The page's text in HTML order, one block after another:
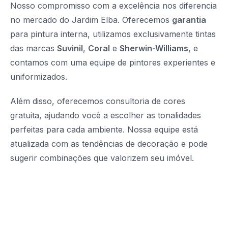
Nosso compromisso com a excelência nos diferencia
no mercado do Jardim Elba. Oferecemos garantia
para pintura interna, utilizamos exclusivamente tintas
das marcas Suvinil, Coral e Sherwin-Williams, e
contamos com uma equipe de pintores experientes e
uniformizados.
Além disso, oferecemos consultoria de cores
gratuita, ajudando você a escolher as tonalidades
perfeitas para cada ambiente. Nossa equipe está
atualizada com as tendências de decoração e pode
sugerir combinações que valorizem seu imóvel.